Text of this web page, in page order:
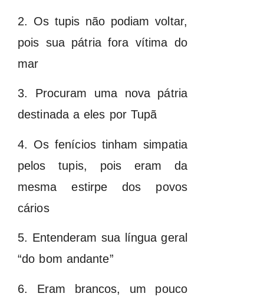
2. Os tupis não podiam voltar,
pois sua pátria fora vítima do
mar
3. Procuram uma nova pátria
destinada a eles por Tupã
4. Os fenícios tinham simpatia
pelos tupis, pois eram da
mesma estirpe dos povos
cários
5. Entenderam sua língua geral
“do bom andante”
6. Eram brancos, um pouco